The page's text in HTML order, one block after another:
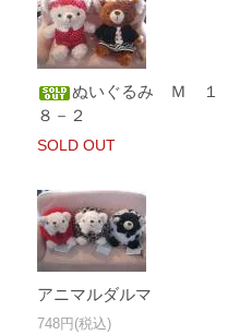
ぬいぐるみ Ｍ １
８－２
SOLD OUT
アニマルダルマ
748円(税込)